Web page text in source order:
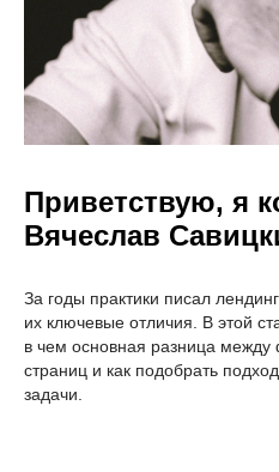
Приветствую, я
Вячеслав
За годы практики писал
их ключевые отличия. В этой
в чем основная разница
страниц и как подобрать
задачи.